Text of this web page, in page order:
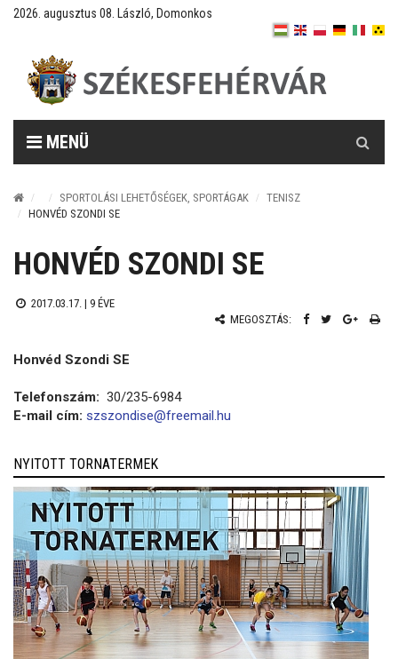
2026. augusztus 08. László, Domonkos
MENÜ
SPORTOLÁSI LEHETŐSÉGEK, SPORTÁGAK
TENISZ
HONVÉD SZONDI SE
HONVÉD SZONDI SE
2017.03.17. | 9 ÉVE
MEGOSZTÁS:
Honvéd Szondi SE
Telefonszám: 30/235-6984
E-mail cím: szszondise@freemail.hu
NYITOTT TORNATERMEK